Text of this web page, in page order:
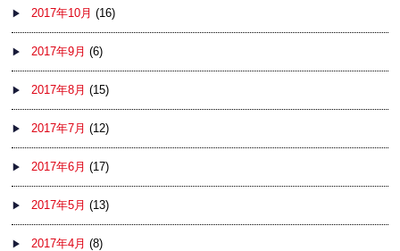
2017年10月 (16)
2017年9月 (6)
2017年8月 (15)
2017年7月 (12)
2017年6月 (17)
2017年5月 (13)
2017年4月 (8)